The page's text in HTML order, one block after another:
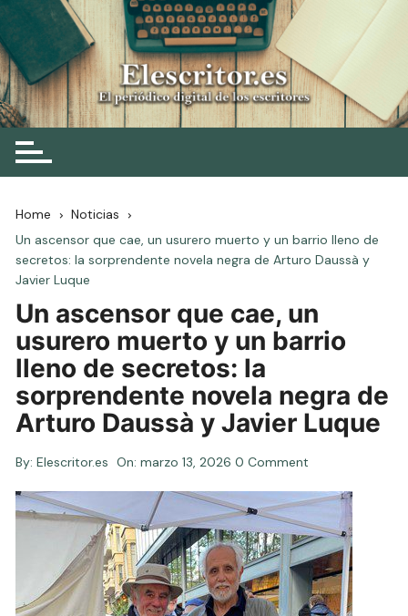
Skip
to
content
Elescritor.es
El periódico digital de los escritores
Home
Noticias
Un ascensor que cae, un usurero muerto y un barrio lleno de
secretos: la sorprendente novela negra de Arturo Daussà y
Javier Luque
Un ascensor que cae, un
usurero muerto y un barrio
lleno de secretos: la
sorprendente novela negra de
Arturo Daussà y Javier Luque
By: Elescritor.es On:marzo 13, 2026 0 Comment